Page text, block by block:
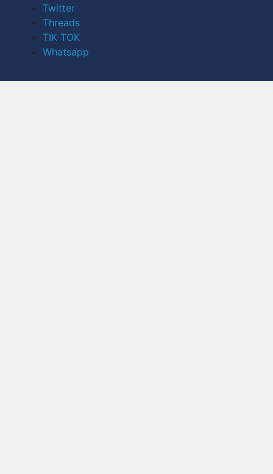
Twitter
Threads
TIK TOK
Whatsapp